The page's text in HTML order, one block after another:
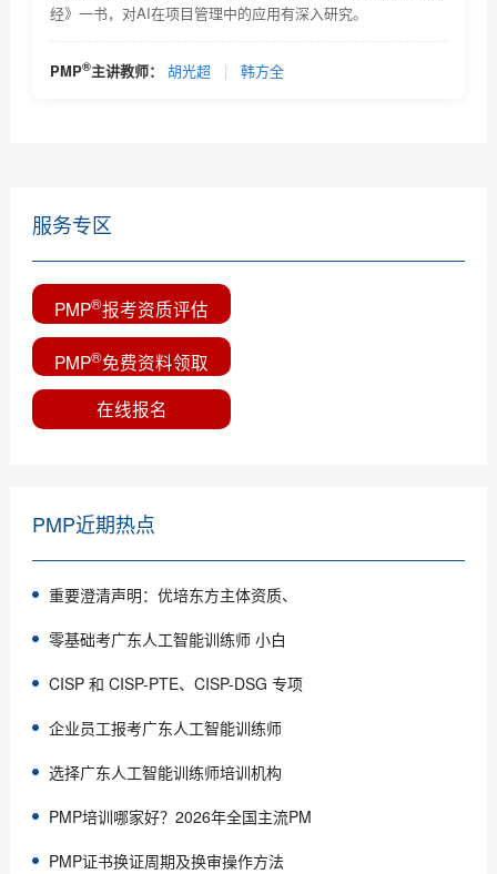
优培东方PMP考试时间及考试题型及考试注意事项介绍
PMP认证与软考高项哪个好考一些？哪个对工作有帮助
经》一书，对AI在项目管理中的应用有深入研究。
PMP®主讲教师： 胡光超 | 韩方全
服务专区
PMP®报考资质评估
PMP®免费资料领取
在线报名
PMP近期热点
重要澄清声明：优培东方主体资质、
零基础考广东人工智能训练师 小白
CISP 和 CISP-PTE、CISP-DSG 专项
企业员工报考广东人工智能训练师
选择广东人工智能训练师培训机构
PMP培训哪家好？2026年全国主流PM
PMP证书换证周期及换审操作方法